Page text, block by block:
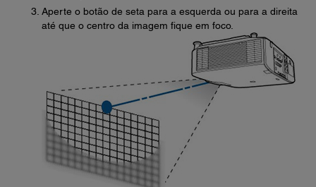
Aperte o botão de seta para a esquerda ou para a direita
até que o centro da imagem fique em foco.